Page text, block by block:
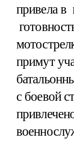
привела
примут
с боевой